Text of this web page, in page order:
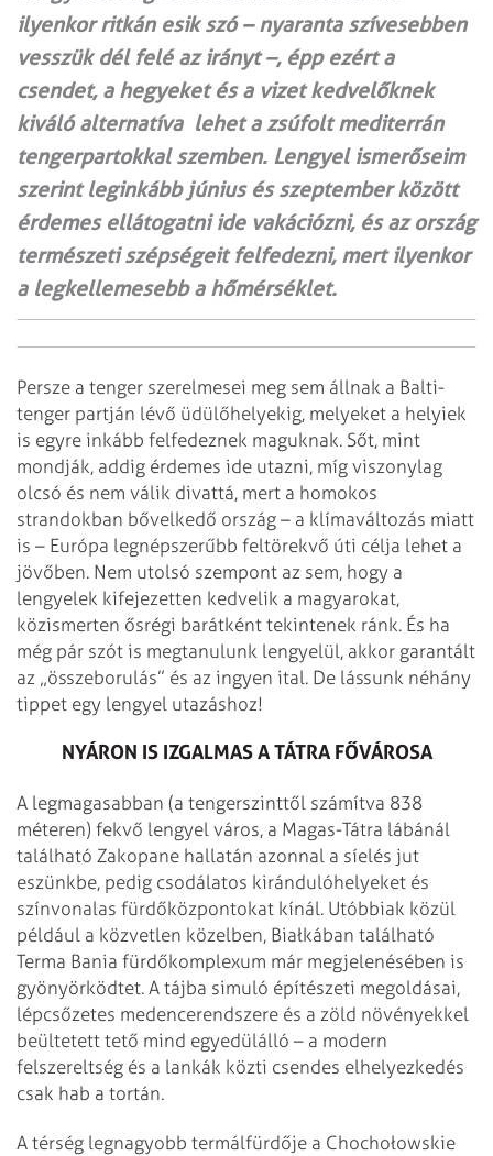
ilyenkor ritkán esik szó – nyaranta szívesebben
vesszük dél felé az irányt –, épp ezért a
csendet, a hegyeket és a vizet kedvelőknek
kiváló alternatíva lehet a zsúfolt mediterrán
tengerpartokkal szemben. Lengyel ismerőseim
szerint leginkább június és szeptember között
érdemes ellátogatni ide vakációzni, és az ország
természeti szépségeit felfedezni, mert ilyenkor
a legkellemesebb a hőmérséklet.
Persze a tenger szerelmesei meg sem állnak a Balti-
tenger partján lévő üdülőhelyekig, melyeket a helyiek
is egyre inkább felfedeznek maguknak. Sőt, mint
mondják, addig érdemes ide utazni, míg viszonylag
olcsó és nem válik divattá, mert a homokos
strandokban bővelkedő ország – a klímaváltozás miatt
is – Európa legnépszerűbb feltörekvő úti célja lehet a
jövőben. Nem utolsó szempont az sem, hogy a
lengyelek kifejezetten kedvelik a magyarokat,
közismerten ősrégi barátként tekintenek ránk. És ha
még pár szót is megtanulunk lengyelül, akkor garantált
az „összeborulás” és az ingyen ital. De lássunk néhány
tippet egy lengyel utazáshoz!
NYÁRON IS IZGALMAS A TÁTRA FŐVÁROSA
A legmagasabban (a tengerszinttől számítva 838
méteren) fekvő lengyel város, a Magas-Tátra lábánál
található Zakopane hallatán azonnal a síelés jut
eszünkbe, pedig csodálatos kirándulóhelyeket és
színvonalas fürdőközpontokat kínál. Utóbbiak közül
például a közvetlen közelben, Białkában található
Terma Bania fürdőkomplexum már megjelenésében is
gyönyörködtet. A tájba simuló építészeti megoldásai,
lépcsőzetes medencerendszere és a zöld növényekkel
beültetett tető mind egyedülálló – a modern
felszereltség és a lankák közti csendes elhelyezkedés
csak hab a tortán.
A térség legnagyobb termálfürdője a Chochołowskie